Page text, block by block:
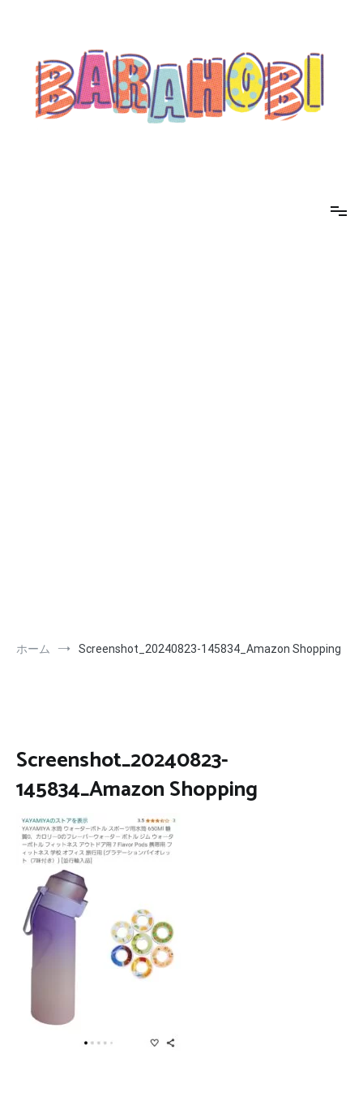
ホーム Screenshot_20240823-145834_Amazon Shopping
Screenshot_20240823-
145834_Amazon Shopping